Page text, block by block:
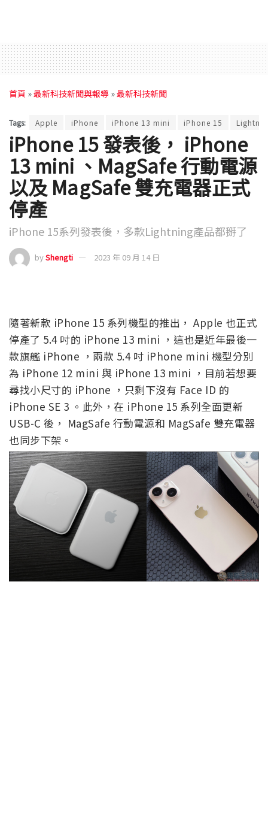
首頁 »最新科技新聞與報導 »最新科技新聞
Tags: Apple iPhone iPhone 13 mini iPhone 15
iPhone 15 發表後， iPhone
13 mini 、MagSafe 行動電源
以及 MagSafe 雙充電器正式
停產
iPhone 15系列發表後，多款Lightning產品都掰了
byShengti 2023 年 09 月 14 日
隨著新款 iPhone 15 系列機型的推出， Apple 也正式
停產了 5.4 吋的 iPhone 13 mini ，這也是近年最後一
款旗艦 iPhone ，兩款 5.4 吋 iPhone mini 機型分別
為 iPhone 12 mini 與 iPhone 13 mini ，目前若想要
尋找小尺寸的 iPhone ，只剩下沒有 Face ID 的
iPhone SE 3 。此外，在 iPhone 15 系列全面更新
USB-C 後， MagSafe 行動電源和 MagSafe 雙充電器
也同步下架。